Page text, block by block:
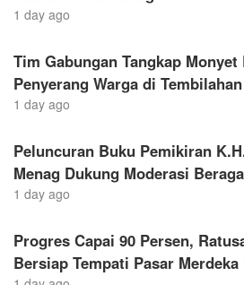
1 day ago
Tim Gabungan Tangkap
Penyerang Warga di
1 day ago
Peluncuran Buku Pemikiran
Menag Dukung Moderasi
1 day ago
Progres Capai 90 Persen,
Bersiap Tempati Pasar